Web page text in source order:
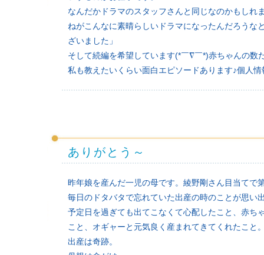
なんだかドラマのスタッフさんと同じなのかもしれ
ねがこんなに素晴らしいドラマになったんだろうな
ざいました」
そして続編を希望しています(*￣∇￣*)赤ちゃんの
私も教えたいくらい面白エピソードあります♪個人
ありがとう～
昨年娘を産んだ一児の母です。綾野剛さん目当てで
毎日のドタバタで忘れていた出産の時のことが思い
予定日を過ぎても出てこなくて心配したこと、赤ち
こと、オギャーと元気良く産まれてきてくれたこと
出産は奇跡。